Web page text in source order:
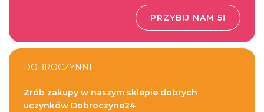
PRZYBIJ NAM 5!
DOBROCZYNNE
Zrób zakupy w naszym sklepie dobrych
uczynków Dobroczyne24